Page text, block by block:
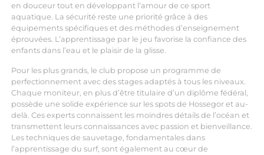
en douceur tout en développant l’amour de ce sport
aquatique. La sécurité reste une priorité grâce à des
équipements spécifiques et des méthodes d’enseignement
éprouvées. L’apprentissage par le jeu favorise la confiance des
enfants dans l’eau et le plaisir de la glisse.
Pour les plus grands, le club propose un programme de
perfectionnement avec des stages adaptés à tous les niveaux.
Chaque moniteur, en plus d’être titulaire d’un diplôme fédéral,
possède une solide expérience sur les spots de Hossegor et au-
delà. Ces experts connaissent les moindres détails de l’océan et
transmettent leurs connaissances avec passion et bienveillance.
Les techniques de sauvetage, fondamentales dans
l’apprentissage du surf, sont également au cœur de